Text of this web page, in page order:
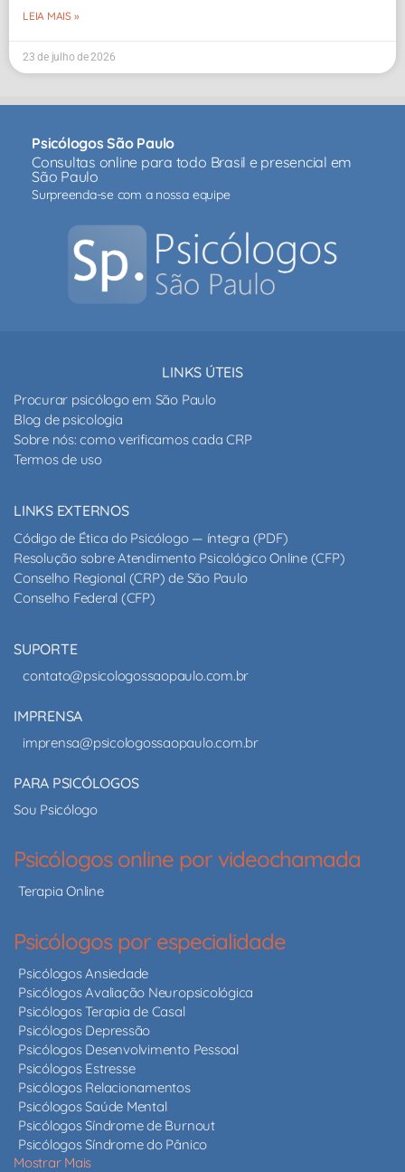
LEIA MAIS »
23 de julho de 2026
Psicólogos São Paulo
Consultas online para todo Brasil e presencial em
São Paulo
Surpreenda-se com a nossa equipe
LINKS ÚTEIS
Procurar psicólogo em São Paulo
Blog de psicologia
Sobre nós: como verificamos cada CRP
Termos de uso
LINKS EXTERNOS
Código de Ética do Psicólogo — íntegra (PDF)
Resolução sobre Atendimento Psicológico Online (CFP)
Conselho Regional (CRP) de São Paulo
Conselho Federal (CFP)
SUPORTE
contato@psicologossaopaulo.com.br
IMPRENSA
imprensa@psicologossaopaulo.com.br
PARA PSICÓLOGOS
Sou Psicólogo
Psicólogos online por videochamada
Terapia Online
Psicólogos por especialidade
Psicólogos Ansiedade
Psicólogos Avaliação Neuropsicológica
Psicólogos Terapia de Casal
Psicólogos Depressão
Psicólogos Desenvolvimento Pessoal
Psicólogos Estresse
Psicólogos Relacionamentos
Psicólogos Saúde Mental
Psicólogos Síndrome de Burnout
Psicólogos Síndrome do Pânico
Mostrar Mais